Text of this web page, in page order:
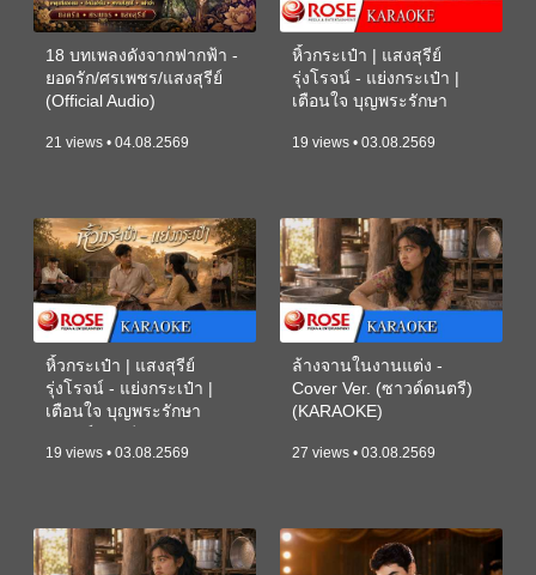
18 บทเพลงดังจากฟากฟ้า -
ยอดรัก/ศรเพชร/แสงสุรีย์
(Official Audio)
21 views • 04.08.2569
หิ้วกระเป๋า | แสงสุรีย์
รุ่งโรจน์ - แย่งกระเป๋า |
เตือนใจ บุญพระรักษา
19 views • 03.08.2569
หิ้วกระเป๋า | แสงสุรีย์
รุ่งโรจน์ - แย่งกระเป๋า |
เตือนใจ บุญพระรักษา
19 views • 03.08.2569
ล้างจานในงานแต่ง -
Cover Ver. (ซาวด์ดนตรี)
(KARAOKE)
27 views • 03.08.2569